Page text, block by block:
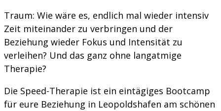
Traum: Wie wäre es, endlich mal wieder intensiv
Zeit miteinander zu verbringen und der
Beziehung wieder Fokus und Intensität zu
verleihen? Und das ganz ohne langatmige
Therapie?
Die Speed-Therapie ist ein eintägiges Bootcamp
für eure Beziehung in Leopoldshafen am schönen